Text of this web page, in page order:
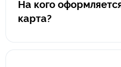
На кого
карта?